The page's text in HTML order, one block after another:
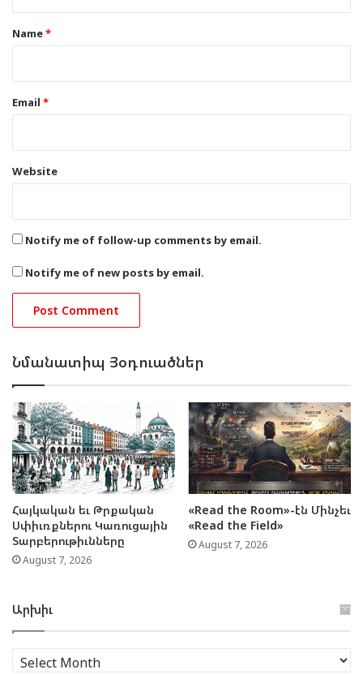
*Name*
Email *
Website
Notify me of follow-up comments by email.
Notify me of new posts by email.
Նմանատիպ Յօդուածներ
Հայկական եւ Թրքական
Սփիւռքներու Կառուցային
Տարբերութիւնները
August 7, 2026
«Read the Room»-էն Մինչեւ
«Read the Field»
August 7, 2026
Արխիւ
Արխիւ